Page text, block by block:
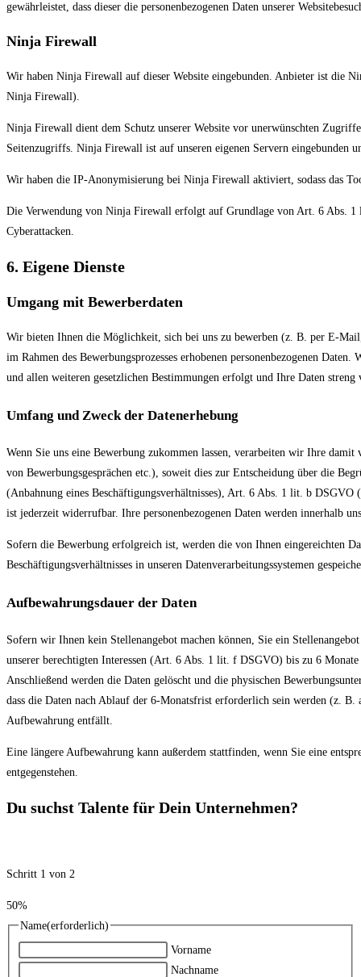
gewährleistet, dass dieser die personenbezogenen Daten unserer
Ninja Firewall
Wir haben Ninja Firewall auf dieser Website eingebunden. Anbieter ist die
Ninja Firewall).
Ninja Firewall dient dem Schutz unserer Website vor unerwünschten
Seitenzugriffs. Ninja Firewall ist auf unseren eigenen Servern eingebunden
Wir haben die IP-Anonymisierung bei Ninja Firewall aktiviert, sodass das
Die Verwendung von Ninja Firewall erfolgt auf Grundlage von Art. 6 Abs. 1
Cyberattacken.
6. Eigene Dienste
Umgang mit Bewerberdaten
Wir bieten Ihnen die Möglichkeit, sich bei uns zu bewerben (z. B. per E-
im Rahmen des Bewerbungsprozesses erhobenen personenbezogenen
und allen weiteren gesetzlichen Bestimmungen erfolgt und Ihre Daten streng
Umfang und Zweck der Datenerhebung
Wenn Sie uns eine Bewerbung zukommen lassen, verarbeiten wir Ihre
von Bewerbungsgesprächen etc.), soweit dies zur Entscheidung über die
(Anbahnung eines Beschäftigungsverhältnisses), Art. 6 Abs. 1 lit. b
ist jederzeit widerrufbar. Ihre personenbezogenen Daten werden innerhalb
Sofern die Bewerbung erfolgreich ist, werden die von Ihnen eingereichten
Beschäftigungsverhältnisses in unseren Datenverarbeitungssystemen
Aufbewahrungsdauer der Daten
Sofern wir Ihnen kein Stellenangebot machen können, Sie ein
unserer berechtigten Interessen (Art. 6 Abs. 1 lit. f DSGVO) bis zu 6
Anschließend werden die Daten gelöscht und die physischen
dass die Daten nach Ablauf der 6-Monatsfrist erforderlich sein werden (z.
Aufbewahrung entfällt.
Eine längere Aufbewahrung kann außerdem stattfinden, wenn Sie eine
entgegenstehen.
Du suchst Talente für Dein Unternehmen?
Schritt 1 von 2
50%
Name(erforderlich)
Vorname
Nachname